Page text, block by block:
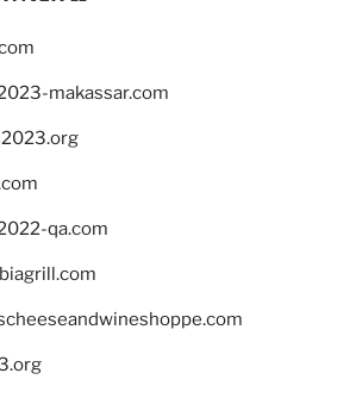
makassar.com
qa.com